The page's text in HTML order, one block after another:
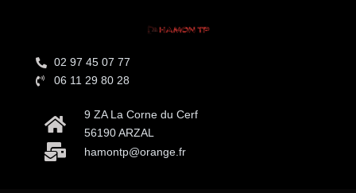
02 97 45 07 77
06 11 29 80 28
9 ZA La Corne du Cerf
56190 ARZAL
hamontp@orange.fr